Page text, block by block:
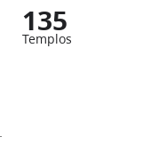
135
Templos